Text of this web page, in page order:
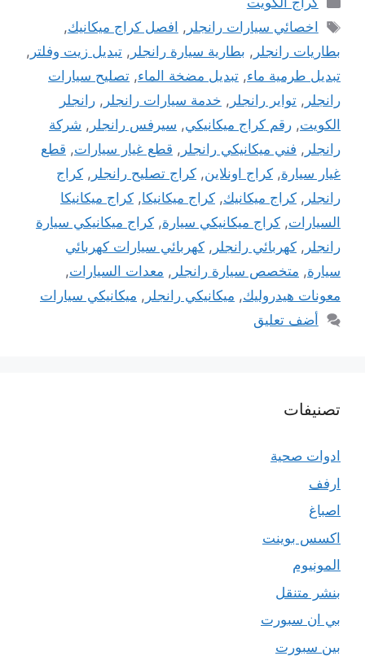
الوسوم
اخصائي سيارات رانجلر , افصل كراج ميكانيك,
بطاريات رانجلر , بطارية سيارة رانجلر , تبديل زيت وفلتر ,
تبديل طرمية ماء, تبديل مضخة الماء, تصليح سيارات
رانجلر , تواير رانجلر , خدمة سيارات رانجلر , رانجلر
الكويت, رقم كراج ميكانيكي, سيرفس رانجلر , شركة
رانجلر , فني ميكانيكي رانجلر , قطع غيار سيارات, قطع
غيار سيارة, كراج اونلاين, كراج تصليح رانجلر , كراج
رانجلر , كراج ميكانيك, كراج ميكانيكا, كراج ميكانيكا
السيارات, كراج ميكانيكي سيارة, كراج ميكانيكي سيارة
رانجلر , كهربائي رانجلر , كهربائي سيارات كهربائي
سيارة, متخصص سيارة رانجلر , معدات السيارات,
معونات هيدروليك, ميكانيكي رانجلر , ميكانيكي سيارات
أضف تعليق
تصنيفات
ادوات صحية
ارفف
اصباغ
اكسس بوينت
المونيوم
بنشر متنقل
بي ان سبورت
بين سبورت